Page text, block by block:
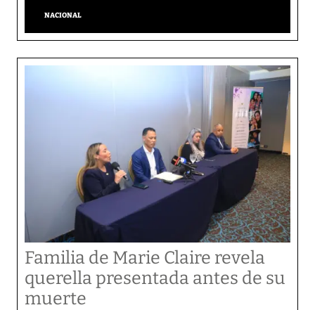
NACIONAL
Familia de Marie Claire revela
querella presentada antes de su
muerte